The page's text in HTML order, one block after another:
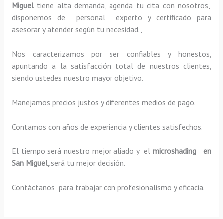
Migueltiene alta demanda, agenda tu cita con nosotros,
disponemos de personal experto y certificado para
asesorar y atender según tu necesidad.,
Nos caracterizamos por ser confiables y honestos,
apuntando a la satisfacción total de nuestros clientes,
siendo ustedes nuestro mayor objetivo.
Manejamos precios justos y diferentes medios de pago.
Contamos con años de experiencia y clientes satisfechos.
El tiempo será nuestro mejor aliado y elmicroshading en
San Miguel,será tu mejor decisión.
Contáctanos para trabajar con profesionalismo y eficacia.